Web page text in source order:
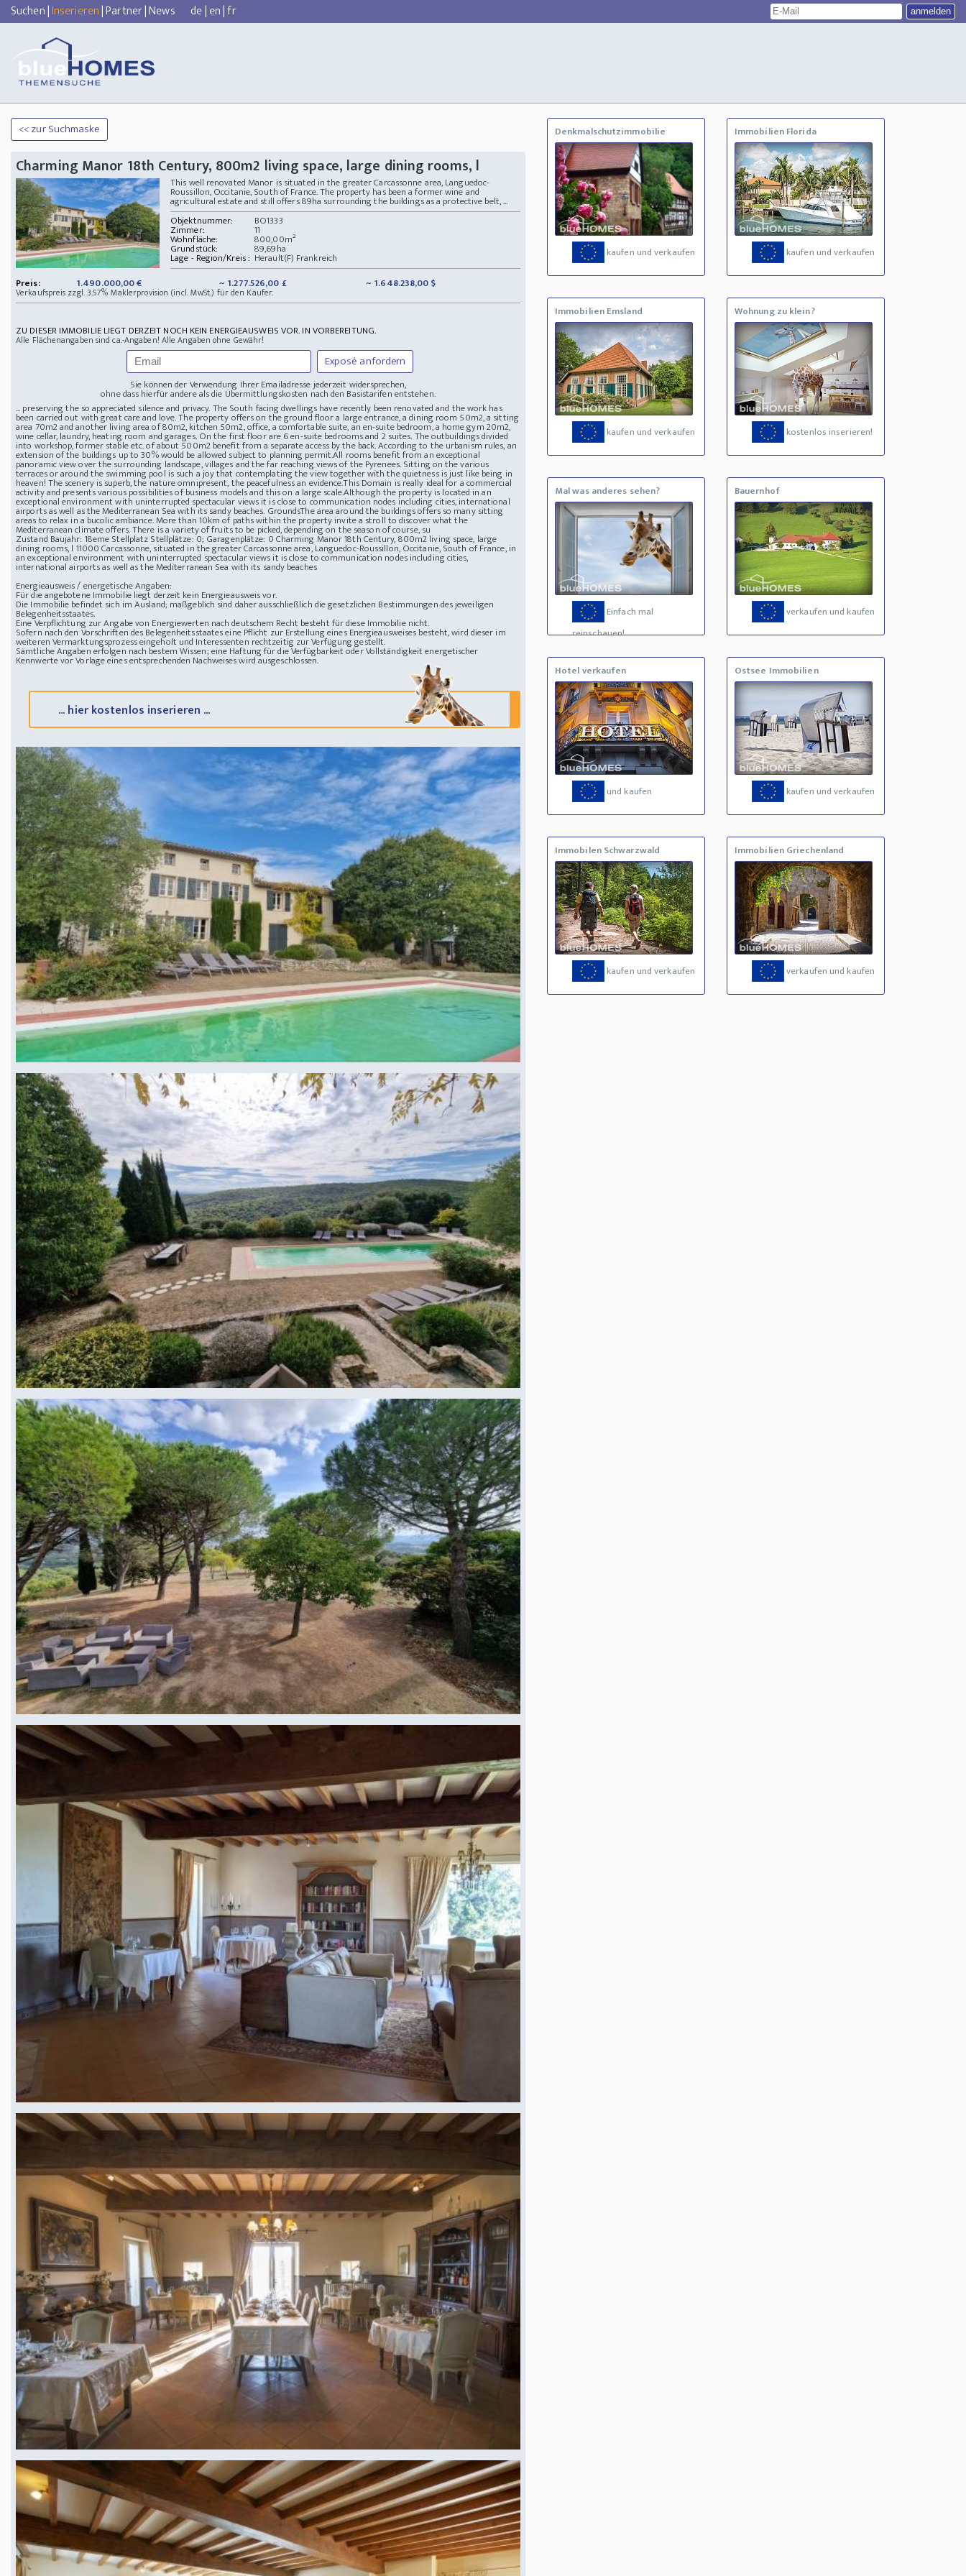
Suchen|Inserieren|Partner|News de|en|fr
<< zur Suchmaske
Charming Manor 18th Century, 800m2 living space, large dining rooms, l
This well renovated Manor is situated in the greater Carcassonne area, Languedoc-
Roussillon, Occitanie, South of France. The property has been a former wine and
agricultural estate and still offers 89ha surrounding the buildings as a protective belt, ...
Objektnummer:
BO1333
Zimmer: 11
Wohnfläche: 800,00m²
Grundstück: 89,69ha
Lage - Region/Kreis : Herault(F) Frankreich
Preis:
1.490.000,00 € ~ 1.277.526,00 £ ~ 1.648.238,00 $
Verkaufspreis zzgl. 3.57% Maklerprovision (incl. MwSt.) für den Käufer.
ZU DIESER IMMOBILIE LIEGT DERZEIT NOCH KEIN ENERGIEAUSWEIS VOR. IN VORBEREITUNG.
Alle Flächenangaben sind ca.-Angaben! Alle Angaben ohne Gewähr!
Exposé anfordern
Sie können der Verwendung Ihrer Emailadresse jederzeit widersprechen,
ohne dass hierfür andere als die Übermittlungskosten nach den Basistarifen entstehen.
... preserving the so appreciated silence and privacy. The South facing dwellings have recently been renovated and the work has
been carried out with great care and love. The property offers on the ground floor a large entrance, a dining room 50m2, a sitting
area 70m2 and another living area of 80m2, kitchen 50m2, office, a comfortable suite, an en-suite bedroom, a home gym 20m2,
wine cellar, laundry, heating room and garages. On the first floor are 6 en-suite bedrooms and 2 suites. The outbuildings divided
into workshop, former stable etc. of about 500m2 benefit from a separate access by the back. According to the urbanism rules, an
extension of the buildings up to 30% would be allowed subject to planning permit.All rooms benefit from an exceptional
panoramic view over the surrounding landscape, villages and the far reaching views of the Pyrenees. Sitting on the various
terraces or around the swimming pool is such a joy that contemplating the view together with the quietness is just like being in
heaven! The scenery is superb, the nature omnipresent, the peacefulness an evidence.This Domain is really ideal for a commercial
activity and presents various possibilities of business models and this on a large scale.Although the property is located in an
exceptional environment with uninterrupted spectacular views it is close to communication nodes including cities, international
airports as well as the Mediterranean Sea with its sandy beaches. GroundsThe area around the buildings offers so many sitting
areas to relax in a bucolic ambiance. More than 10km of paths within the property invite a stroll to discover what the
Mediterranean climate offers. There is a variety of fruits to be picked, depending on the season of course, su
Zustand Baujahr: 18emeStellplatz Stellplätze: 0; Garagenplätze: 0Charming Manor 18th Century, 800m2 living space, large
dining rooms, l 11000 Carcassonne, situated in the greater Carcassonne area, Languedoc-Roussillon, Occitanie, South of France, in
an exceptional environment with uninterrupted spectacular views it is close to communication nodes including cities,
international airports as well as the Mediterranean Sea with its sandy beaches
Energieausweis / energetische Angaben:
Für die angebotene Immobilie liegt derzeit kein Energieausweis vor.
Die Immobilie befindet sich im Ausland; maßgeblich sind daher ausschließlich die gesetzlichen Bestimmungen des jeweiligen
Belegenheitsstaates.
Eine Verpflichtung zur Angabe von Energiewerten nach deutschem Recht besteht für diese Immobilie nicht.
Sofern nach den Vorschriften des Belegenheitsstaates eine Pflicht zur Erstellung eines Energieausweises besteht, wird dieser im
weiteren Vermarktungsprozess eingeholt und Interessenten rechtzeitig zur Verfügung gestellt.
Sämtliche Angaben erfolgen nach bestem Wissen; eine Haftung für die Verfügbarkeit oder Vollständigkeit energetischer
Kennwerte vor Vorlage eines entsprechenden Nachweises wird ausgeschlossen.
... hier kostenlos inserieren ...
Denkmalschutzimmobilie
kaufen und verkaufen
Immobilien Florida
kaufen und verkaufen
Immobilien Emsland
kaufen und verkaufen
Wohnung zu klein?
kostenlos inserieren!
Mal was anderes sehen?
Einfach mal
reinschauen!
Bauernhof
verkaufen und kaufen
Hotel verkaufen
und kaufen
Ostsee Immobilien
kaufen und verkaufen
Immobilen Schwarzwald
kaufen und verkaufen
Immobilien Griechenland
verkaufen und kaufen